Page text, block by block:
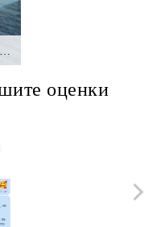
оценки